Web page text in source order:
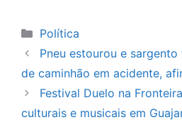
Categorias
Política
Pneu estourou e
de caminhão em acidente,
Festival Duelo na
culturais e musicais em